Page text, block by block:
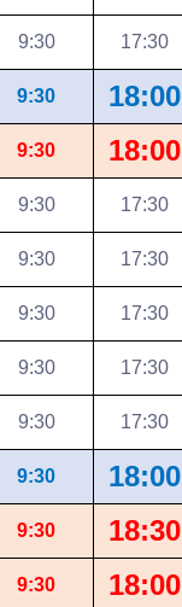
9:30 17:30
9:30 18:00
9:30 18:00
9:30 17:30
9:30 17:30
9:30 17:30
9:30 17:30
9:30 17:30
9:30 18:00
9:30 18:30
9:30 18:00